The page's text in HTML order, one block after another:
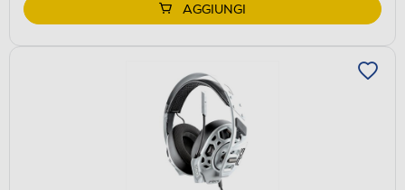
AGGIUNGI